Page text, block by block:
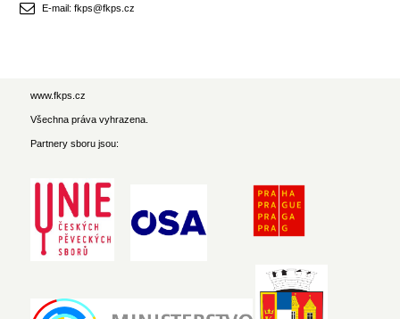
E-mail: fkps@fkps.cz
www.fkps.cz
Všechna práva vyhrazena.
Partnery sboru jsou: